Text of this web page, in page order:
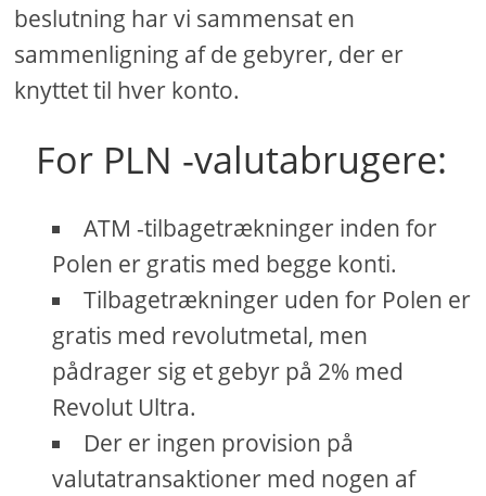
beslutning har vi sammensat en
sammenligning af de gebyrer, der er
knyttet til hver konto.
For PLN -valutabrugere:
ATM -tilbagetrækninger inden for
Polen er gratis med begge konti.
Tilbagetrækninger uden for Polen er
gratis med revolutmetal, men
pådrager sig et gebyr på 2% med
Revolut Ultra.
Der er ingen provision på
valutatransaktioner med nogen af ​​